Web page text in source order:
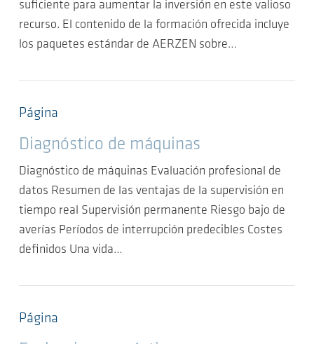
suficiente para aumentar la inversión en este valioso
recurso. El contenido de la formación ofrecida incluye
los paquetes estándar de AERZEN sobre…
Página
Diagnóstico de máquinas
Diagnóstico de máquinas Evaluación profesional de
datos Resumen de las ventajas de la supervisión en
tiempo real Supervisión permanente Riesgo bajo de
averías Períodos de interrupción predecibles Costes
definidos Una vida…
Página